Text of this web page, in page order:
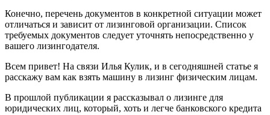
Конечно, перечень документов в конкретной ситуации может
отличаться и зависит от лизинговой организации. Список
требуемых документов следует уточнять непосредственно у
вашего лизингодателя.
Всем привет! На связи Илья Кулик, и в сегодняшней статье я
расскажу вам как взять машину в лизинг физическим лицам.
В прошлой публикации я рассказывал о лизинге для
юридических лиц, который, хоть и легче банковского кредита